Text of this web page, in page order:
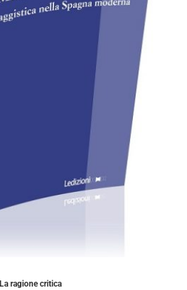
La ragione critica